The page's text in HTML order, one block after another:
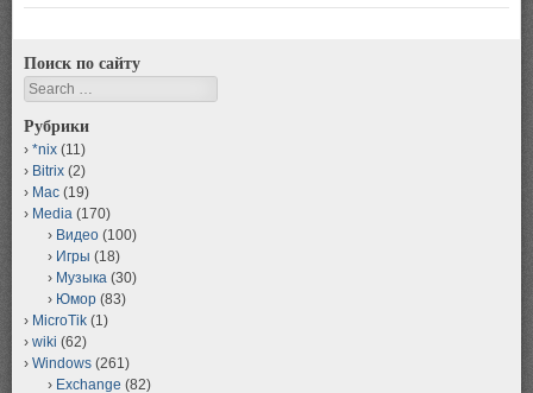
Поиск по сайту
Search
Рубрики
*nix (11)
Bitrix (2)
Mac (19)
Media (170)
Видео (100)
Игры (18)
Музыка (30)
Юмор (83)
MicroTik (1)
wiki (62)
Windows (261)
Exchange (82)